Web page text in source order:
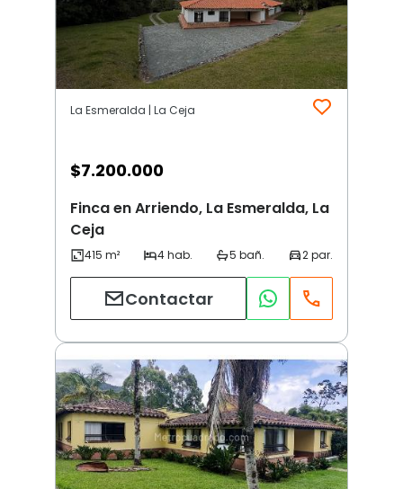
La Esmeralda | La Ceja
$7.200.000
Finca en Arriendo, La Esmeralda, La
Ceja
Contactar